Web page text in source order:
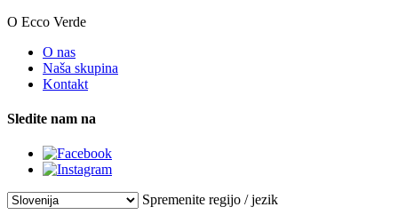
O Ecco Verde
O nas
Naša skupina
Kontakt
Sledite nam na
Spremenite regijo / jezik